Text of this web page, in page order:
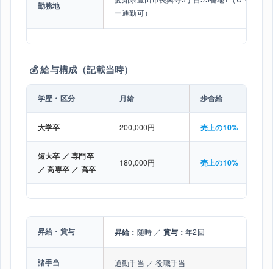
勤務地
ー通勤可）
💰 給与構成（記載当時）
学歴・区分 月給 歩合給
大学卒 200,000円 売上の10%
短大卒 ／ 専門卒
／ 高専卒 ／ 高卒
180,000円 売上の10%
昇給・賞与 昇給： 随時 ／ 賞与：年2回
諸手当 通勤手当 ／ 役職手当